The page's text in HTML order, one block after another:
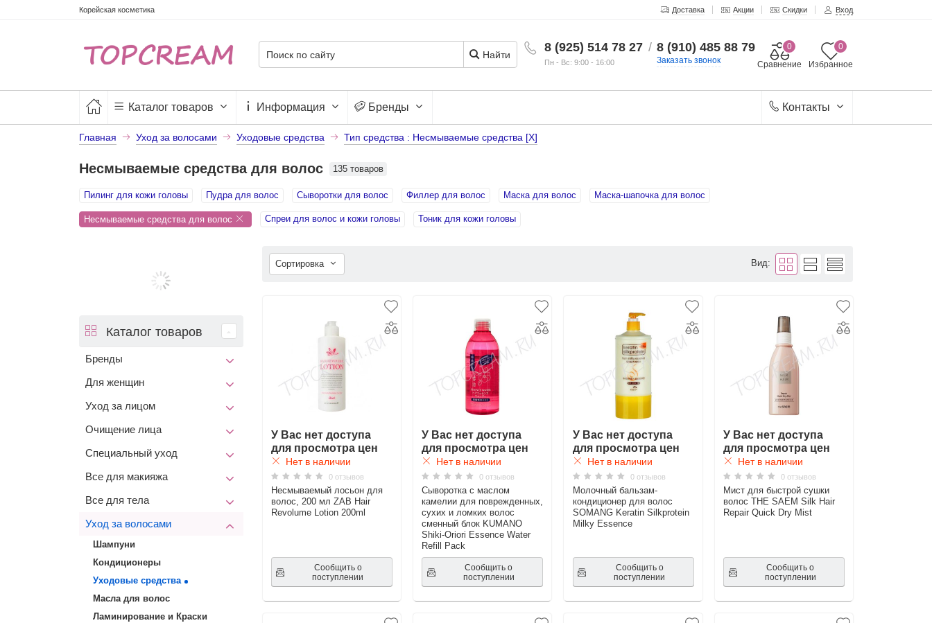
Корейская косметика Доставка Акции Скидки Вход
8 (925) 514 78 27
Пн - Вс: 9:00 - 16:00
/ 8 (910) 485 88 79
Заказать звонок Избранное
0
Сравнение
0
Найти
Каталог товаров Информация Бренды Контакты
Главная Уход за волосами Уходовые средства Тип средства : Несмываемые средства [X]
Несмываемые средства для волос 135 товаров
Пилинг для кожи головы Пудра для волос Сыворотки для волос Филлер для волос Маска для волос Маска-шапочка для волос
Несмываемые средства для волос Спреи для волос и кожи головы Тоник для кожи головы
Сортировка Вид:
У Вас нет доступа
для просмотра цен
Нет в наличии
0 отзывов
Несмываемый лосьон для
волос, 200 мл ZAB Hair
Revolume Lotion 200ml
Сообщить о
поступлении
У Вас нет доступа
для просмотра цен
Нет в наличии
0 отзывов
Сыворотка с маслом
камелии для поврежденных,
сухих и ломких волос
сменный блок KUMANO
Shiki-Oriori Essence Water
Refill Pack
Сообщить о
поступлении
У Вас нет доступа
для просмотра цен
Нет в наличии
0 отзывов
Молочный бальзам-
кондиционер для волос
SOMANG Keratin Silkprotein
Milky Essence
Сообщить о
поступлении
У Вас нет доступа
для просмотра цен
Нет в наличии
0 отзывов
Мист для быстрой сушки
волос THE SAEM Silk Hair
Repair Quick Dry Mist
Сообщить о
поступлении
Каталог товаров
Бренды
Для женщин
Уход за лицом
Очищение лица
Специальный уход
Все для макияжа
Все для тела
Уход за волосами
Шампуни
Кондиционеры
Уходовые средства
Масла для волос
Ламинирование и Краски